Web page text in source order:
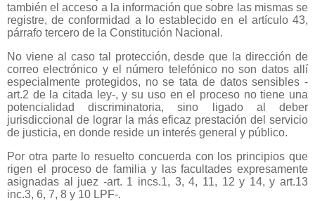
también el acceso a la información que sobre las mismas se
registre, de conformidad a lo establecido en el artículo 43,
párrafo tercero de la Constitución Nacional.
No viene al caso tal protección, desde que la dirección de
correo electrónico y el número telefónico no son datos allí
especialmente protegidos, no se tata de datos sensibles -
art.2 de la citada ley-, y su uso en el proceso no tiene una
potencialidad discriminatoria, sino ligado al deber
jurisdiccional de lograr la más eficaz prestación del servicio
de justicia, en donde reside un interés general y público.
Por otra parte lo resuelto concuerda con los principios que
rigen el proceso de familia y las facultades expresamente
asignadas al juez -art. 1 incs.1, 3, 4, 11, 12 y 14, y art.13
inc.3, 6, 7, 8 y 10 LPF-.